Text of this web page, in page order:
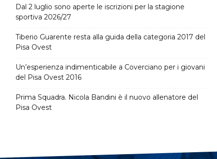
Dal 2 luglio sono aperte le iscrizioni per la stagione
sportiva 2026/27
Tiberio Guarente resta alla guida della categoria 2017 del
Pisa Ovest
Un’esperienza indimenticabile a Coverciano per i giovani
del Pisa Ovest 2016
Prima Squadra. Nicola Bandini è il nuovo allenatore del
Pisa Ovest